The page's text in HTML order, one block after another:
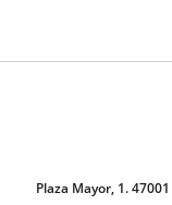
Plaza Mayor, 1.